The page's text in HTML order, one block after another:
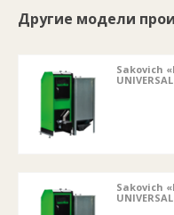
Другие модели
Sakovich
Sakovich